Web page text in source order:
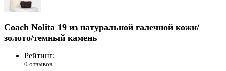
Coach Nolita 19 из натуральной галечной кожи/
золото/темный камень
Рейтинг:
0 отзывов